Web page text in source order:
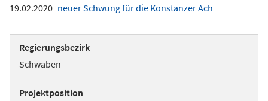
19.02.2020 neuer Schwung für die Konstanzer Ach
Regierungsbezirk
Schwaben
Projektposition